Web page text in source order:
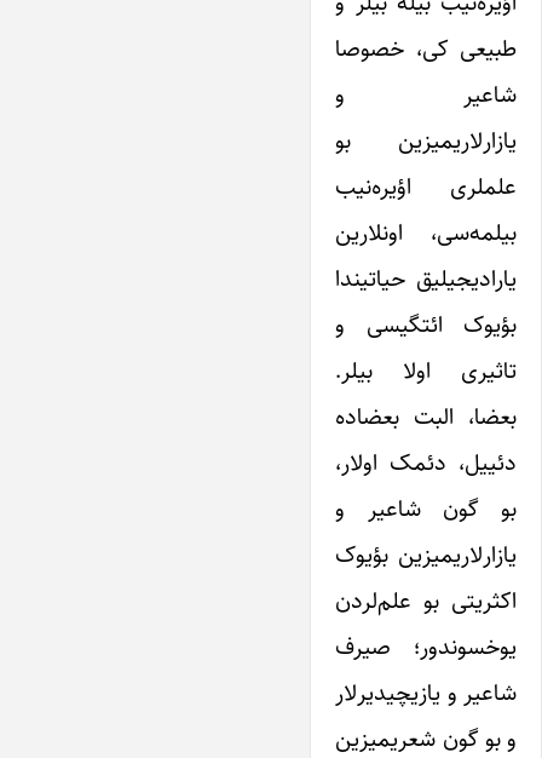
طبیعی کی، خصوصا
شاعیر و
یازارلاریمیزین بو
علملری اؤیره‌نیب
بیلمه‌سی، اونلارین
یارادیجیلیق حیاتیندا
بؤیوک ائتگیسی و
تاثیری اولا بیلر.
بعضا، البت بعضا‌ده
دئییل، دئمک اولار،
بو گون شاعیر و
یازارلاریمیزین بؤیوک
اکثریتی بو علم‌لردن
یوخسوندور؛ صیرف
شاعیر و یازیچیدیرلار
و بو گون شعریمیزین